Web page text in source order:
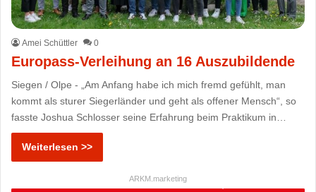
Amei Schüttler 0
Europass-Verleihung an 16 Auszubildende
Siegen / Olpe - „Am Anfang habe ich mich fremd gefühlt, man
kommt als sturer Siegerländer und geht als offener Mensch“, so
fasste Joshua Schlosser seine Erfahrung beim Praktikum in…
Weiterlesen >>
ARKM.marketing